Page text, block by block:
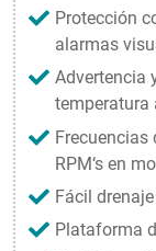
Protección
alarmas
Advertencia
Frecuencias
RPM‘s en
Fácil drenaje
Plataforma